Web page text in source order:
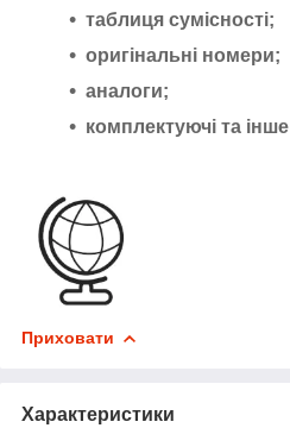
таблиця сумісності;
оригінальні номери;
аналоги;
комплектуючі та інше
Приховати
Характеристики